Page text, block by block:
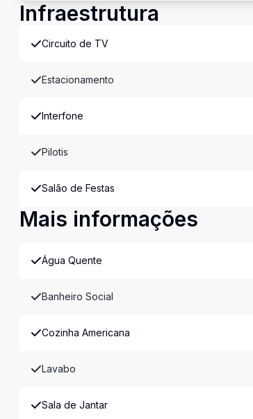
Infraestrutura
Circuito de TV
Estacionamento
Interfone
Pilotis
Salão de Festas
Mais informações
Água Quente
Banheiro Social
Cozinha Americana
Lavabo
Sala de Jantar